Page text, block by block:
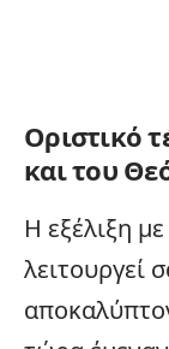
Οριστικό
και του
Η εξέλιξη
λειτουργεί